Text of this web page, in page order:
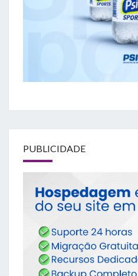
PUBLICIDADE